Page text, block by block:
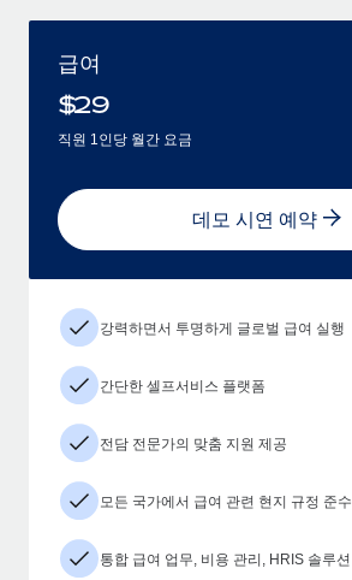
급여
$29
직원 1인당 월간 요금
데모 시연 예약
강력하면서 투명하게 글로벌 급여 실행
간단한 셀프서비스 플랫폼
전담 전문가의 맞춤 지원 제공
모든 국가에서 급여 관련 현지 규정 준수
통합 급여 업무, 비용 관리, HRIS 솔루션